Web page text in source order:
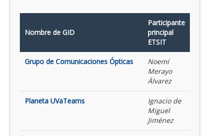
Nombre de GID
Participante
principal
ETSIT
Grupo de Comunicaciones Ópticas
Noemí
Merayo
Álvarez
Planeta UVaTeams
Ignacio de
Miguel
Jiménez